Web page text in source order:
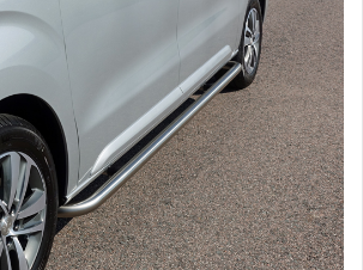
gekozen
worden
op
de
productpagina